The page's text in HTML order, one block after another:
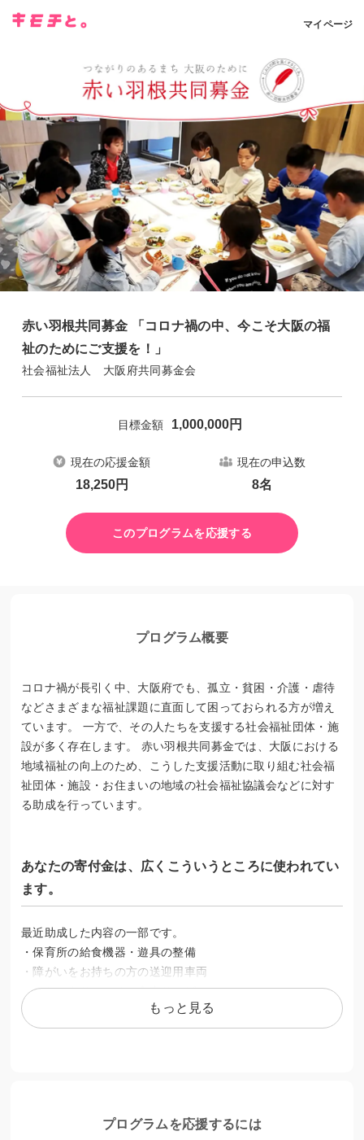
マイページ
赤い羽根共同募金 「コロナ禍の中、今こそ大阪の福
祉のためにご支援を！」
社会福祉法人 大阪府共同募金会
目標金額 1,000,000円
現在の応援金額
18,250円
現在の申込数
8名
このプログラムを応援する
プログラム概要
コロナ禍が長引く中、大阪府でも、孤立・貧困・介護・虐待
などさまざまな福祉課題に直面して困っておられる方が増え
ています。 一方で、その人たちを支援する社会福祉団体・施
設が多く存在します。 赤い羽根共同募金では、大阪における
地域福祉の向上のため、こうした支援活動に取り組む社会福
祉団体・施設・お住まいの地域の社会福祉協議会などに対す
る助成を行っています。
あなたの寄付金は、広くこういうところに使われてい
ます。
最近助成した内容の一部です。
・保育所の給食機器・遊具の整備
・障がいをお持ちの方の送迎用車両
・おとしよりのための食事サービス
・地域でのつながりづくり事業
・こどもの虐待防止活動
もっと見る
プログラムを応援するには